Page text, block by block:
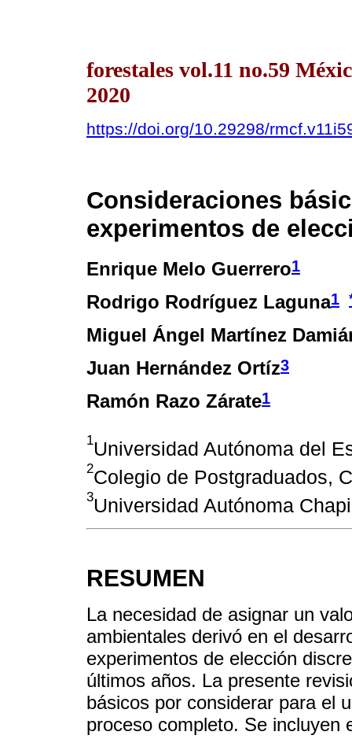
forestales vol.11 no.59
2020
https://doi.org/10.29298/
Consideraciones
experimentos de
Enrique Melo Guerrero1
Rodrigo Rodríguez Laguna1
Miguel Ángel Martínez
Juan Hernández Ortíz3
Ramón Razo Zárate1
1Universidad Autónoma del
2Colegio de Postgraduados,
3Universidad Autónoma
RESUMEN
La necesidad de asignar un
ambientales derivó en el
experimentos de elección
últimos años. La presente
básicos por considerar para el
proceso completo. Se incluyen